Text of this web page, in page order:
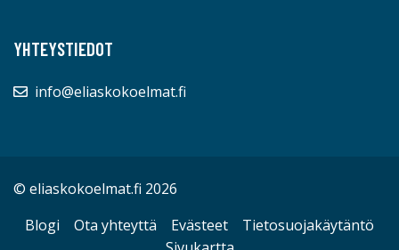
YHTEYSTIEDOT
info@eliaskokoelmat.fi
© eliaskokoelmat.fi 2026
Blogi
Ota yhteyttä Evästeet
Tietosuojakäytäntö